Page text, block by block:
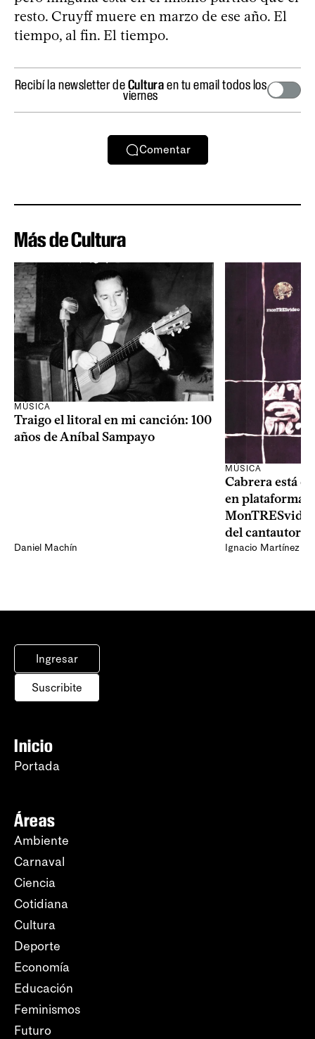
resto. Cruyff muere en marzo de ese año. El
tiempo, al fin. El tiempo.
Recibí la newsletter deCulturaen tu email todos los
viernes
Comentar
Más de Cultura
MÚSICA
Traigo el litoral en mi canción: 100
años de Aníbal Sampayo
Daniel Machín
MÚSICA
Cabrera está
en plataformas
del cantautor
Ignacio Martínez
Ingresar
Suscribite
Inicio
Portada
Áreas
Ambiente
Carnaval
Ciencia
Cotidiana
Cultura
Deporte
Economía
Educación
Feminismos
Futuro